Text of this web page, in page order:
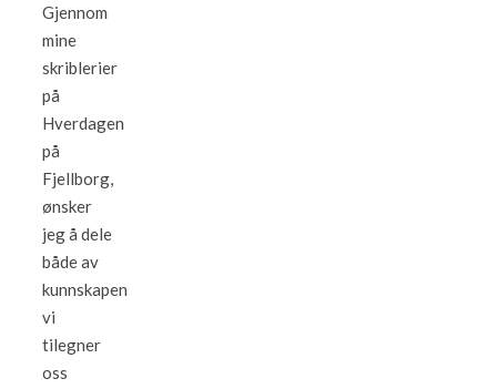
Gjennom
mine
skriblerier
på
Hverdagen
på
Fjellborg,
ønsker
jeg å dele
både av
kunnskapen
vi
tilegner
oss